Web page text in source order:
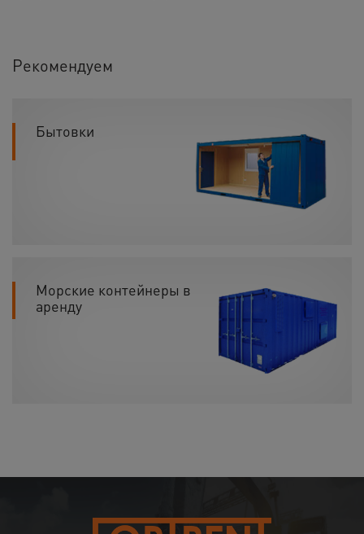
Рекомендуем
Бытовки
Морские контейнеры в
аренду